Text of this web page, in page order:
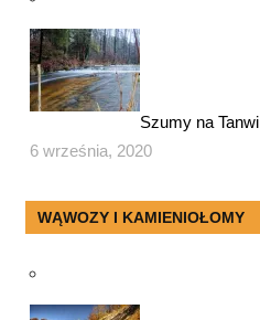
Szumy na Tanwi
6 września, 2020
WĄWOZY I KAMIENIOŁOMY